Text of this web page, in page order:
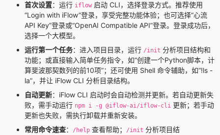
首次设置：运行 iflow 启动 CLI，选择登录方式。推荐使用
“Login with iFlow”登录，享受完整功能体验；也可选择“心流
API Key”登录或“OpenAI Compatible API”登录。登录成功后，
选择一个大模型。
运行第一个任务：进入项目目录，运行 /init 分析项目结构和
功能；或直接输入简单任务指令，如“创建一个Python脚本，计
算斐波那契数列的前10项”；还可使用 Shell 命令辅助，如“!ls -
la”，并让 iFlow CLI 分析目录结构。
自动更新：iFlow CLI 启动时会自动检测并更新。若自动更新失
败，需手动运行 npm i -g @iflow-ai/iflow-cli 更新；若手动
更新也失败，需执行卸载并重新安装。
常用命令速查： /help 查看帮助； /init 分析项目结